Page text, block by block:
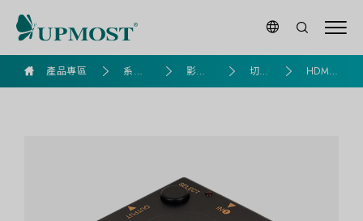
HDMI
4K2K
影
產品專區 系列 影音 切
器
HDMI